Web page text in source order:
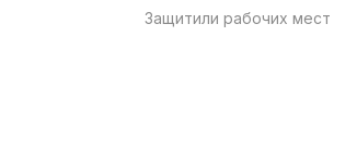
Защитили рабочих мест